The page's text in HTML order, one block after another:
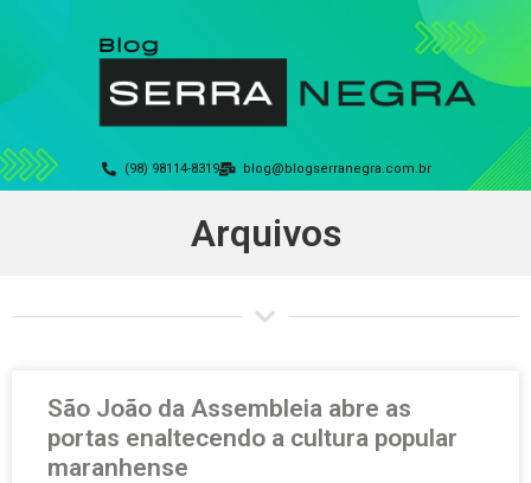
(98) 98114-8319 blog@blogserranegra.com.br
Arquivos
São João da Assembleia abre as
portas enaltecendo a cultura popular
maranhense